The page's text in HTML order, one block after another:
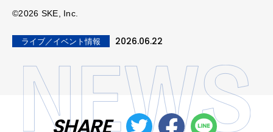
©2026 SKE, Inc.
ライブ／イベント情報 2026.06.22
SHARE